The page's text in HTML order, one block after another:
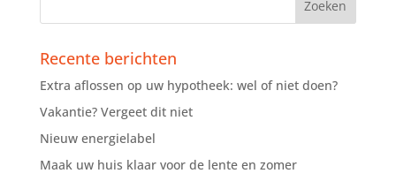
Recente berichten
Extra aflossen op uw hypotheek: wel of niet doen?
Vakantie? Vergeet dit niet
Nieuw energielabel
Maak uw huis klaar voor de lente en zomer